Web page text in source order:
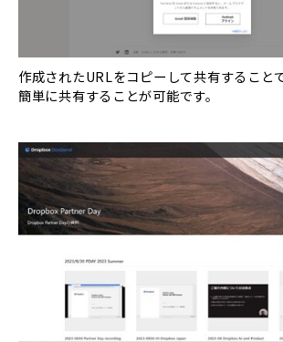
作成されたURLをコピーして共有すること
簡単に共有することが可能です。